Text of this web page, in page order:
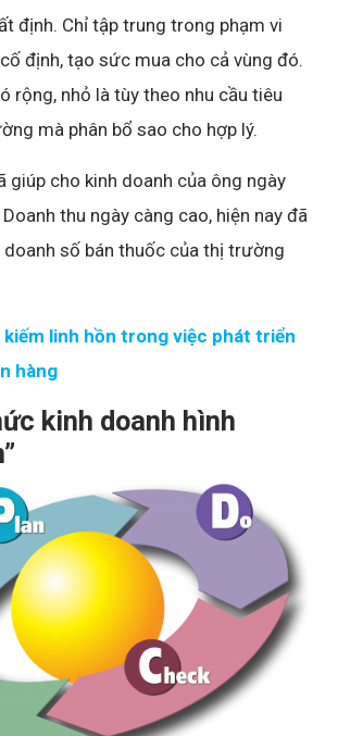
định. Chỉ tập trung trong phạm vi
định, tạo sức mua cho cả vùng đó.
rộng, nhỏ là tùy theo nhu cầu tiêu
mà phân bổ sao cho hợp lý.
giúp cho kinh doanh của ông ngày
thu ngày càng cao, hiện nay đã
số bán thuốc của thị trường
linh hồn trong việc phát triển
hàng
kinh doanh hình